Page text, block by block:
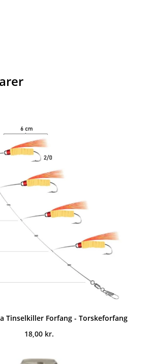
Tinselkiller Forfang - Torskeforfang
18,00 kr.